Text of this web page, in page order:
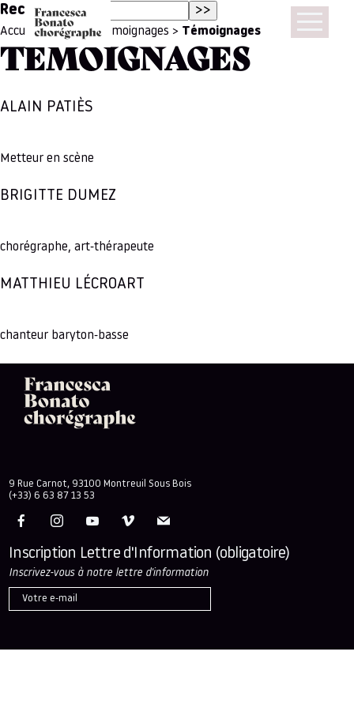
Rechercher :
Accueil>accueil>Témoignages > Témoignages
TÉMOIGNAGES
ALAIN PATIÈS
Metteur en scène
BRIGITTE DUMEZ
chorégraphe, art-thérapeute
MATTHIEU LÉCROART
chanteur baryton-basse
9 Rue Carnot, 93100 Montreuil Sous Bois
(+33) 6 63 87 13 53
Inscription Lettre d'Information (obligatoire)
Inscrivez-vous à notre lettre d'information